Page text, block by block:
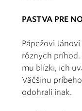
PASTVA PRE
Pápežovi
rôznych príhod.
mu blízki, ich
Väčšinu
odohrali inak.